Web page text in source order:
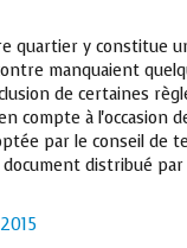
quartier y constitue
manquaient
de certaines
compte à l'occasion
par le conseil de
distribué